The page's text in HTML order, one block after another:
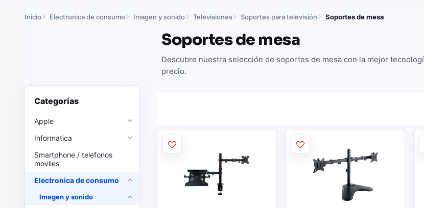
Inicio Electronica de consumo Imagen y sonido Televisiones Soportes para televisión Soportes de mesa
Soportes de mesa
Descubre nuestra selección de soportes de mesa con la mejor
precio.
Categorías
Apple
Informatica
Smartphone / telefonos
moviles
Electronica de consumo
Imagen y sonido